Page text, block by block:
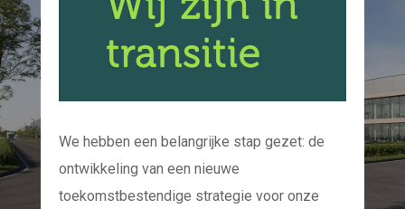
Kom bij ons op de
En we kijken samen naar uw project
We hebben een belangrijke stap gezet: de
ontwikkeling van een nieuwe
toekomstbestendige strategie voor onze